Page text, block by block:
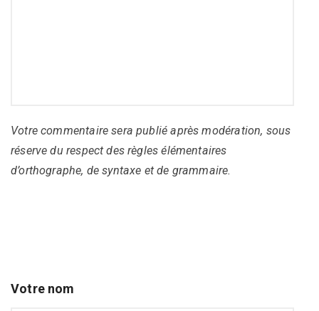
Votre commentaire sera publié après modération, sous
réserve du respect des règles élémentaires
d’orthographe, de syntaxe et de grammaire.
Votre nom